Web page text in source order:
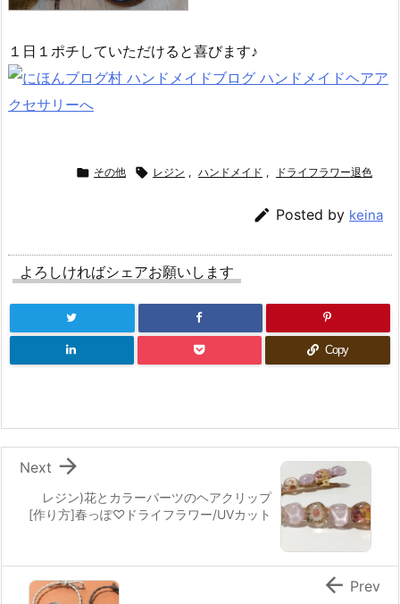
１日１ポチしていただけると喜びます♪
 その他  レジン , ハンドメイド , ドライフラワー退色
 Posted by keina
よろしければシェアお願いします
Copy
レジン)花とカラーパーツのヘアクリップ
[作り方]春っぽ♡ドライフラワー/UVカット

Next
 Prev